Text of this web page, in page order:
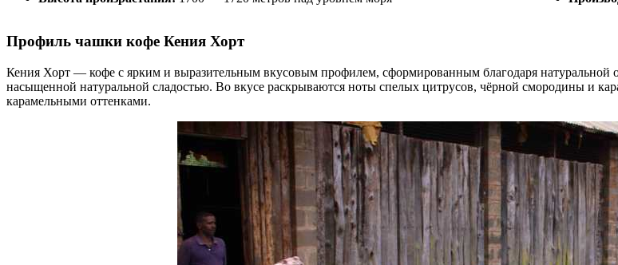
Профиль чашки кофе Кения Хорт
Кения Хорт — кофе с ярким и выразительным вкусовым профилем, сформированным благодаря натуральной
насыщенной натуральной сладостью. Во вкусе раскрываются ноты спелых цитрусов, чёрной смородины и
карамельными оттенками.